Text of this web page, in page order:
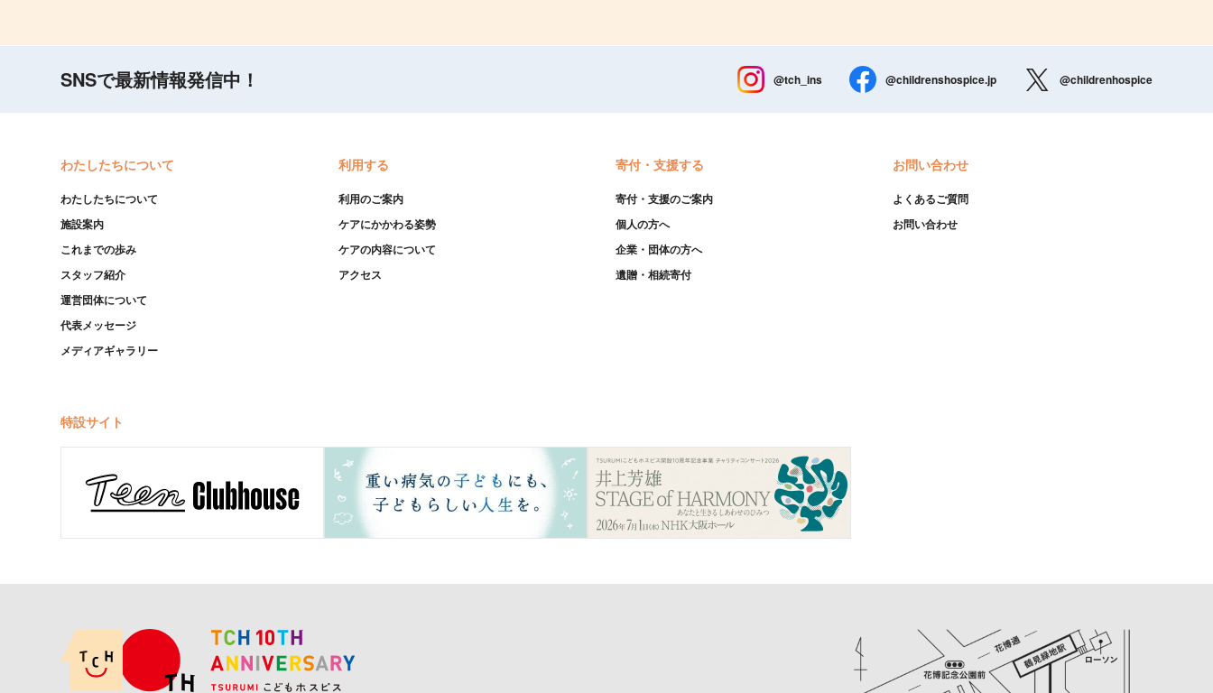
SNSで最新情報発信中！ @tch_ins @childrenshospice.jp @childrenhospice
わたしたちについて
わたしたちについて
施設案内
これまでの歩み
スタッフ紹介
運営団体について
代表メッセージ
メディアギャラリー
利用する
利用のご案内
ケアにかかわる姿勢
ケアの内容について
アクセス
寄付・支援する
寄付・支援のご案内
個人の方へ
企業・団体の方へ
遺贈・相続寄付
お問い合わせ
よくあるご質問
お問い合わせ
特設サイト